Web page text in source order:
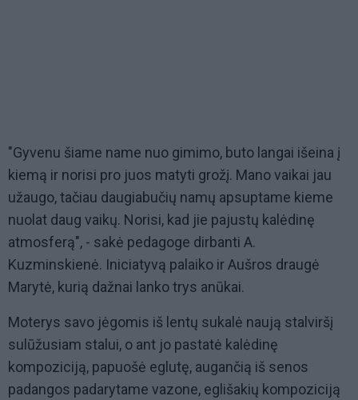
"Gyvenu šiame name nuo gimimo, buto langai išeina į
kiemą ir norisi pro juos matyti grožį. Mano vaikai jau
užaugo, tačiau daugiabučių namų apsuptame kieme
nuolat daug vaikų. Norisi, kad jie pajustų kalėdinę
atmosferą", - sakė pedagoge dirbanti A.
Kuzminskienė. Iniciatyvą palaiko ir Aušros draugė
Marytė, kurią dažnai lanko trys anūkai.
Moterys savo jėgomis iš lentų sukalė naują stalviršį
sulūžusiam stalui, o ant jo pastatė kalėdinę
kompoziciją, papuošė eglutę, augančią iš senos
padangos padarytame vazone, eglišakių kompoziciją